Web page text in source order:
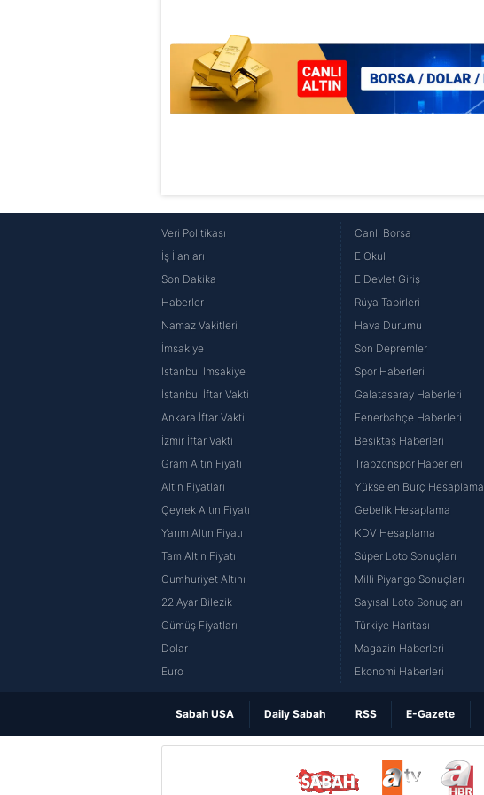
Veri Politikası
İş İlanları
Son Dakika
Haberler
Namaz Vakitleri
İmsakiye
İstanbul İmsakiye
İstanbul İftar Vakti
Ankara İftar Vakti
İzmir İftar Vakti
Gram Altın Fiyatı
Altın Fiyatları
Çeyrek Altın Fiyatı
Yarım Altın Fiyatı
Tam Altın Fiyatı
Cumhuriyet Altını
22 Ayar Bilezik
Gümüş Fiyatları
Dolar
Euro
Canlı Borsa
E Okul
E Devlet Giriş
Rüya Tabirleri
Hava Durumu
Son Depremler
Spor Haberleri
Galatasaray Haberleri
Fenerbahçe Haberleri
Beşiktaş Haberleri
Trabzonspor Haberleri
Yükselen Burç Hesaplama
Gebelik Hesaplama
KDV Hesaplama
Süper Loto Sonuçları
Milli Piyango Sonuçları
Sayısal Loto Sonuçları
Türkiye Haritası
Magazin Haberleri
Ekonomi Haberleri
Sabah USA Daily Sabah RSS E-Gazete